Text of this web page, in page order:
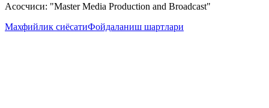
Асосчиси: "Master Media Production and Broadcast"
Махфийлик сиёсатиФойдаланиш шартлари